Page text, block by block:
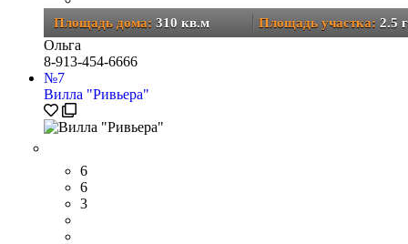
Площадь дома: 310 кв.м Площадь участка: 2.5
Ольга
8-913-454-6666
№7
Вилла "Ривьера"
6
6
3